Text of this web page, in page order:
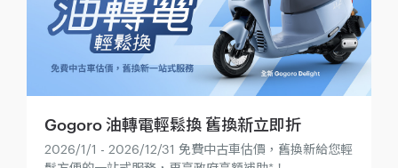
Gogoro 油轉電輕鬆換 舊換新立即折
2026/1/1 - 2026/12/31 免費中古車估價，舊換新給您輕